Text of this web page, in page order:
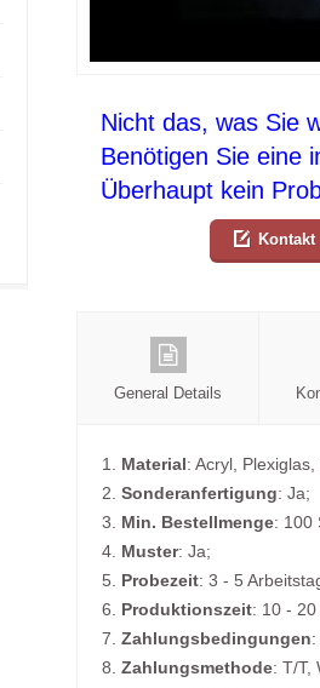
Nicht das, was Sie
Benötigen Sie eine
Überhaupt kein
General Details
1. Material: Acryl,
2. Sonderanfertigung: Ja;
3. Min. Bestellmenge: 100
4. Muster: Ja;
5. Probezeit: 3 - 5
6. Produktionszeit: 10 -
7. Zahlungsbedingungen
8. Zahlungsmethode: T/T,